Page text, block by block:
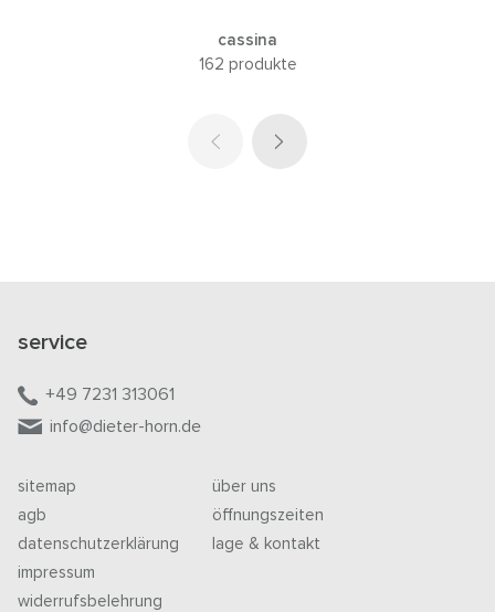
cassina
162 produkte
service
+49 7231 313061
info@dieter-horn.de
sitemap
agb
datenschutzerklärung
impressum
widerrufsbelehrung
über uns
öffnungszeiten
lage & kontakt